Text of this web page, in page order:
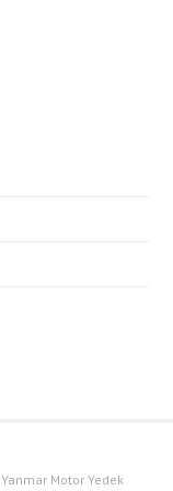
Motor Yedek